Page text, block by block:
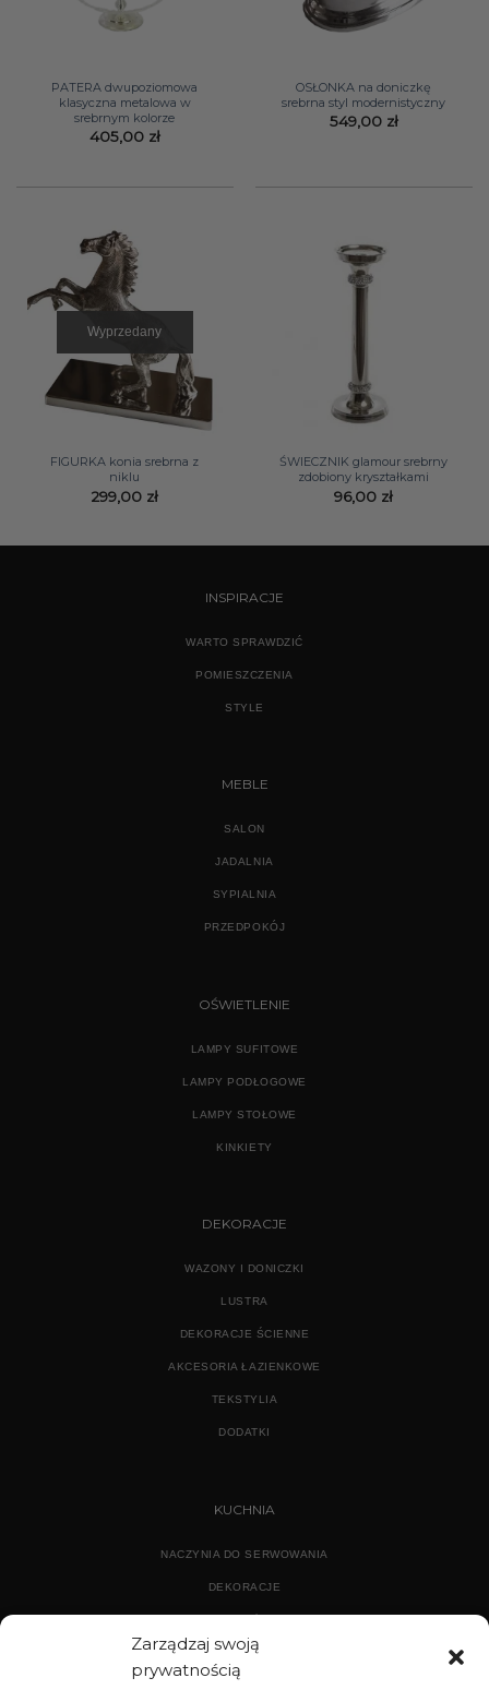
Zarządzaj swoją
prywatnością
PATERA dwupoziomowa
klasyczna metalowa w
srebrnym kolorze
405,00 zł
OSŁONKA na doniczkę
srebrna styl modernistyczny
549,00 zł
Wyprzedany
FIGURKA konia srebrna z
niklu
299,00 zł
ŚWIECZNIK glamour srebrny
zdobiony kryształkami
96,00 zł
INSPIRACJE
WARTO SPRAWDZIĆ
POMIESZCZENIA
STYLE
MEBLE
SALON
JADALNIA
SYPIALNIA
PRZEDPOKÓJ
OŚWIETLENIE
LAMPY SUFITOWE
LAMPY PODŁOGOWE
LAMPY STOŁOWE
KINKIETY
DEKORACJE
WAZONY I DONICZKI
LUSTRA
DEKORACJE ŚCIENNE
AKCESORIA ŁAZIENKOWE
TEKSTYLIA
DODATKI
KUCHNIA
NACZYNIA DO SERWOWANIA
DEKORACJE